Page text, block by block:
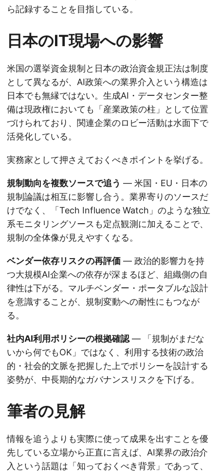
ら記録することを目指している。
日本のIT現場への影響
米国の選挙資金規制と日本の政治資金規正法は制度
として異なるが、AI政策への業界介入という構造は
日本でも無縁ではない。生成AI・データセンター整
備は現政権においても「産業政策の柱」として位置
づけられており、関連企業のロビー活動は水面下で
活発化している。
実務家として押さえておくべきポイントを挙げる。
規制動向を複数ソースで追う — 米国・EU・日本の
規制論議は相互に影響し合う。業界寄りのソースだ
けでなく、「Tech Influence Watch」のような独立
系モニタリングソースも定点観測に加えることで、
規制の全体像が見えやすくなる。
ベンダー依存リスクの再評価 — 政治的影響力を持
つ大規模AI企業への依存が深まるほど、組織側の自
律性は下がる。マルチベンダー・ポータブルな設計
を意識することが、規制変動への耐性にもつなが
る。
社内AI利用ポリシーの根拠確認— 「規制がまだな
いから何でもOK」ではなく、利用する技術の政治
的・社会的文脈を把握した上でポリシーを設計する
姿勢が、中長期的なガバナンスリスクを下げる。
筆者の見解
情報を追うよりも実際に使って成果を出すことを優
先している立場から正直に言えば、AI業界の政治介
入という話題は「知っておくべき背景」であって、